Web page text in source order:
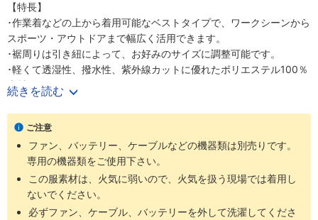
【特長】
･作業着などの上から着用可能なベストタイプで、ワークシーンから
スポーツ・アウトドアまで幅広く活用できます。
･裾周りは引き紐によって、お好みのサイズに調整可能です。
･軽くて透湿性、撥水性、紫外線カットに優れたポリエステル100％
素材です。
･作業着などの上から着用可能なベストタイプです。
･裾周りには調整ひもを採用、裾周りをお好みのサイズに調整可能で
す。
･軽くて透湿性、撥水性、紫外線カットに優れたポリエステル100％
素材です。
･作業用、スポーツ・アウトドアなど多目的に使用可能です。
続きを読む
ご注意
ファン、バッテリー、ケーブルなどの機器類は別売りです。
専用の機器類をご使用下さい。
この服素材は、火気に弱いので、火気を扱う現場では着用し
ないでください。
必ずファン、ケーブル、バッテリーを外して洗濯してくださ